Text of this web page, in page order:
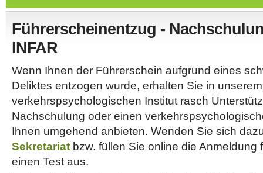
Führerscheinentzug -
INFAR
Wenn Ihnen der Führerschein aufgrund eines
Deliktes entzogen wurde, erhalten Sie in unserem
verkehrspsychologischen Institut rasch
Nachschulung oder einen
Ihnen umgehend anbieten. Wenden Sie sich
Sekretariat bzw. füllen Sie online die Anmeldung
einen Test aus.